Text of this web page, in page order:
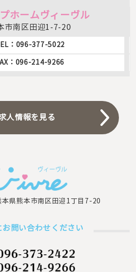
ホームヴィーヴル
市南区田迎1-7-20
：096-377-5022
：096-214-9266
人情報を見る
県熊本市南区田迎1丁目7-20
お問い合わせください